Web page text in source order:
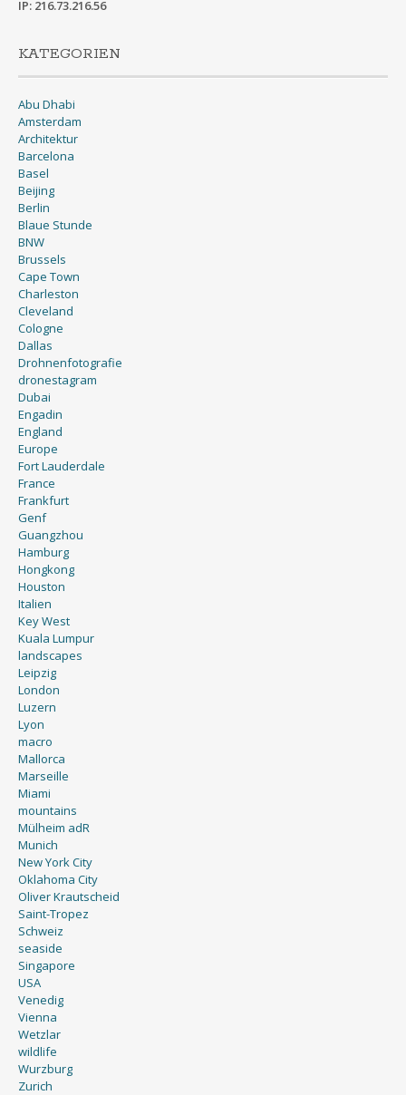
IP: 216.73.216.56
KATEGORIEN
Abu Dhabi
Amsterdam
Architektur
Barcelona
Basel
Beijing
Berlin
Blaue Stunde
BNW
Brussels
Cape Town
Charleston
Cleveland
Cologne
Dallas
Drohnenfotografie
dronestagram
Dubai
Engadin
England
Europe
Fort Lauderdale
France
Frankfurt
Genf
Guangzhou
Hamburg
Hongkong
Houston
Italien
Key West
Kuala Lumpur
landscapes
Leipzig
London
Luzern
Lyon
macro
Mallorca
Marseille
Miami
mountains
Mülheim adR
Munich
New York City
Oklahoma City
Oliver Krautscheid
Saint-Tropez
Schweiz
seaside
Singapore
USA
Venedig
Vienna
Wetzlar
wildlife
Wurzburg
Zurich